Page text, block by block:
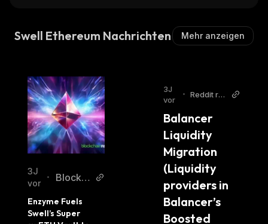
Swell Ethereum Nachrichten Mehr anzeigen
3J
vor
•
Blockc
porter
Enzyme Fuels
Swell’s Super
3J
vor
• Reddit r/e
Balancer
Liquidity
Migration
(Liquidity
providers in
Balancer’s
Boosted